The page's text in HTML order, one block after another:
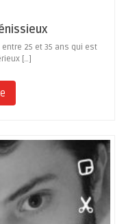
25 et 35 ans qui est
[…]